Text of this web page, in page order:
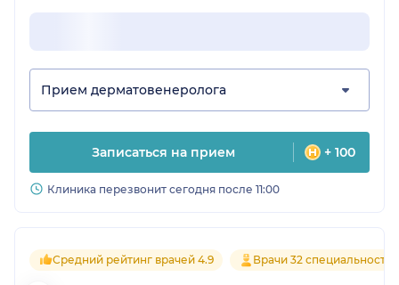
Прием дерматовенеролога
Записаться на прием + 100
Клиника перезвонит сегодня после 11:00
Средний рейтинг врачей 4.9 Врачи 32 специальностей